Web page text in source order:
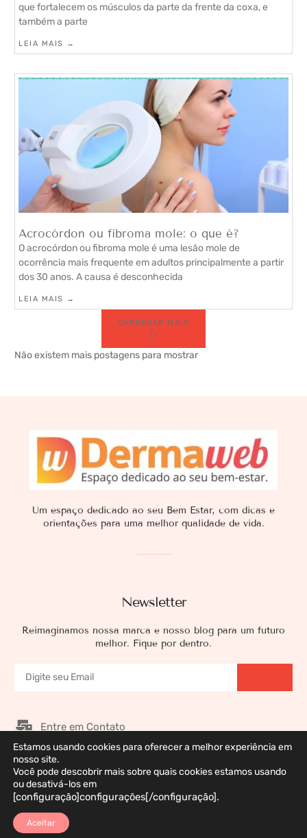
que fortalecem os músculos da parte da frente da coxa, e
também a parte
LEIA MAIS →
Acrocórdon ou fibroma mole: o que é?
O acrocórdon ou fibroma mole é uma lesão mole de
ocorrência mais frequente em adultos principalmente a partir
dos 30 anos. A causa é desconhecida
LEIA MAIS →
CARREGAR MAIS
Não existem mais postagens para mostrar
Newsletter
Reimaginamos nossa marca e nosso blog para um futuro
melhor. Fique por dentro.
Um espaço dedicado ao seu Bem Estar, com dicas e
orientações para uma melhor qualidade de vida.
Entre em Contato
Nossos Patrocinadores
Galeria de Imagens
Política de Privacidade
Marca Registrada © 2026 DermaWeb. Todos os Direitos Reservados. Desenvolvido
Estamos usando cookies para oferecer a melhor experiência em
nosso site.
Você pode descobrir mais sobre quais cookies estamos usando
ou desativá-los em
[configuração]configurações[/configuração].
Aceitar